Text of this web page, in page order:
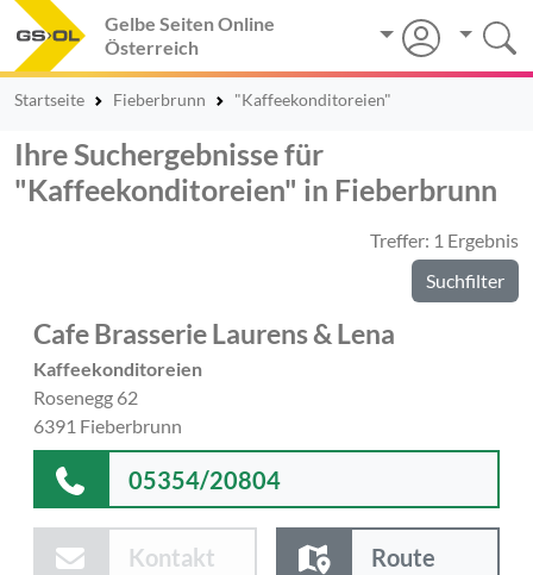
Gelbe Seiten Online
Österreich
Startseite Fieberbrunn "Kaffeekonditoreien"
Ihre Suchergebnisse für
"Kaffeekonditoreien" in Fieberbrunn
Treffer: 1 Ergebnis
Suchfilter
Cafe Brasserie Laurens & Lena
Kaffeekonditoreien
Rosenegg 62
6391 Fieberbrunn
05354/20804
Kontakt Route